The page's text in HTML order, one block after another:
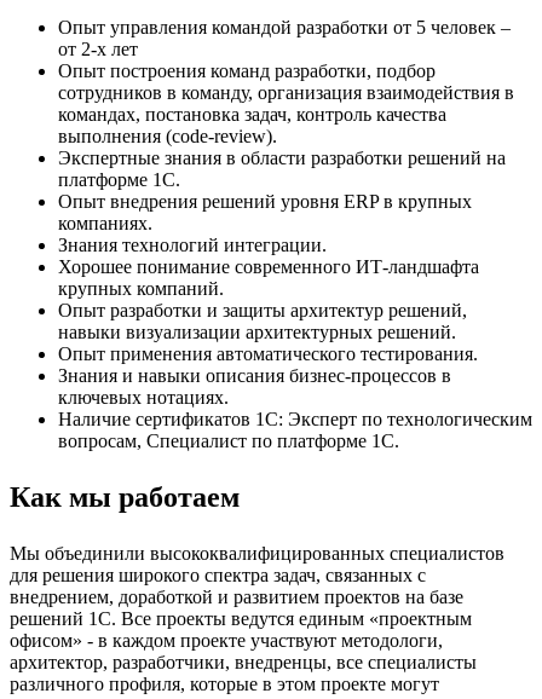
Опыт управления командой разработки от 5 человек –
от 2-х лет
Опыт построения команд разработки, подбор
сотрудников в команду, организация взаимодействия в
командах, постановка задач, контроль качества
выполнения (code-review).
Экспертные знания в области разработки решений на
платформе 1С.
Опыт внедрения решений уровня ERP в крупных
компаниях.
Знания технологий интеграции.
Хорошее понимание современного ИТ-ландшафта
крупных компаний.
Опыт разработки и защиты архитектур решений,
навыки визуализации архитектурных решений.
Опыт применения автоматического тестирования.
Знания и навыки описания бизнес-процессов в
ключевых нотациях.
Наличие сертификатов 1С: Эксперт по технологическим
вопросам, Специалист по платформе 1С.
Как мы работаем
Мы объединили высококвалифицированных специалистов
для решения широкого спектра задач, связанных с
внедрением, доработкой и развитием проектов на базе
решений 1С. Все проекты ведутся единым «проектным
офисом» - в каждом проекте участвуют методологи,
архитектор, разработчики, внедренцы, все специалисты
различного профиля, которые в этом проекте могут